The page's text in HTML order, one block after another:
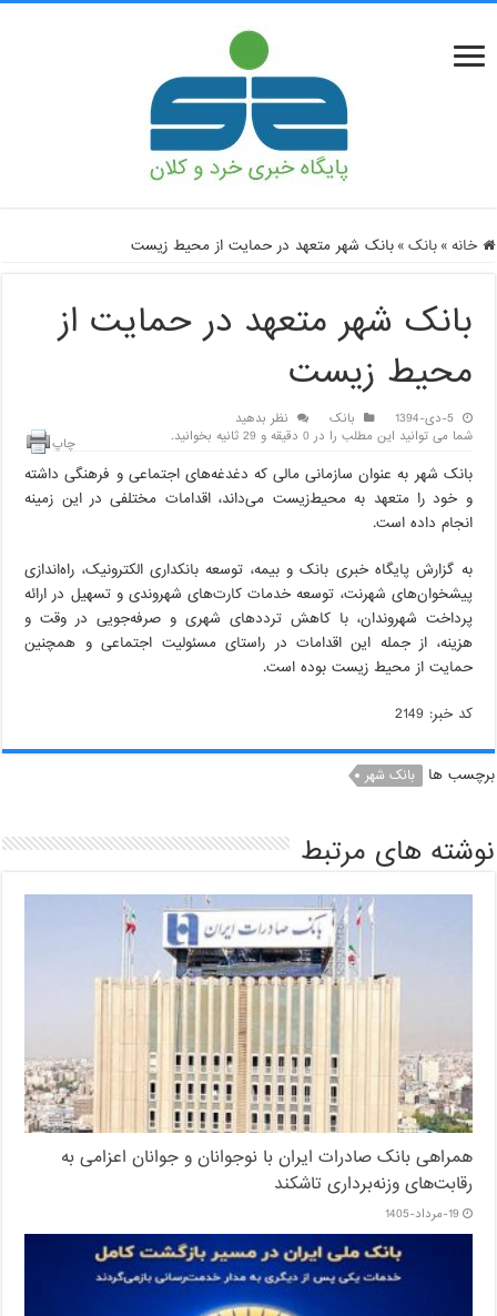
خانه » بانک » بانک شهر متعهد در حمایت از محیط زیست
بانک شهر متعهد در حمایت از
محیط زیست
5-دی-1394 بانک
نظر بدهید
شما می توانید این مطلب را در 0 دقیقه و 29 ثانیه بخوانید.
چاپ
بانک شهر به عنوان سازمانی مالی که دغدغه‌های اجتماعی و فرهنگی داشته
و خود را متعهد به محیط‌زیست می‌داند، اقدامات مختلفی در این زمینه
انجام داده است.
به گزارش پایگاه خبری بانک و بیمه، توسعه بانکداری الکترونیک، راه‌اندازی
پیشخوان‌های شهرنت، توسعه خدمات کارت‌های شهروندی و تسهیل در ارائه
پرداخت شهروندان، با کاهش ترددهای شهری و صرفه‌جویی در وقت و
هزینه، از جمله این اقدامات در راستای مسئولیت اجتماعی و همچنین
حمایت از محیط زیست بوده است.
کد خبر: 2149
برچسب ها بانک شهر
نوشته های مرتبط
همراهی بانک صادرات ایران با نوجوانان و جوانان اعزامی به
رقابت‌های وزنه‌برداری تاشکند
19-مرداد-1405